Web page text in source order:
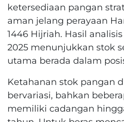
ketersediaan pangan
aman jelang perayaan
1446 Hijriah. Hasil
2025 menunjukkan stok
utama berada dalam
Ketahanan stok pangan
bervariasi, bahkan
memiliki cadangan